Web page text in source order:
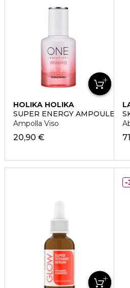
HOLIKA HOLIKA
SUPER ENERGY AMPOULE -
Ampolla Viso
20,90 €